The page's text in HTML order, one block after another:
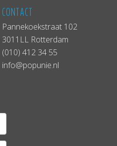
CONTACT
Pannekoekstraat 102
3011LL Rotterdam
(010) 412 34 55
info@popunie.nl